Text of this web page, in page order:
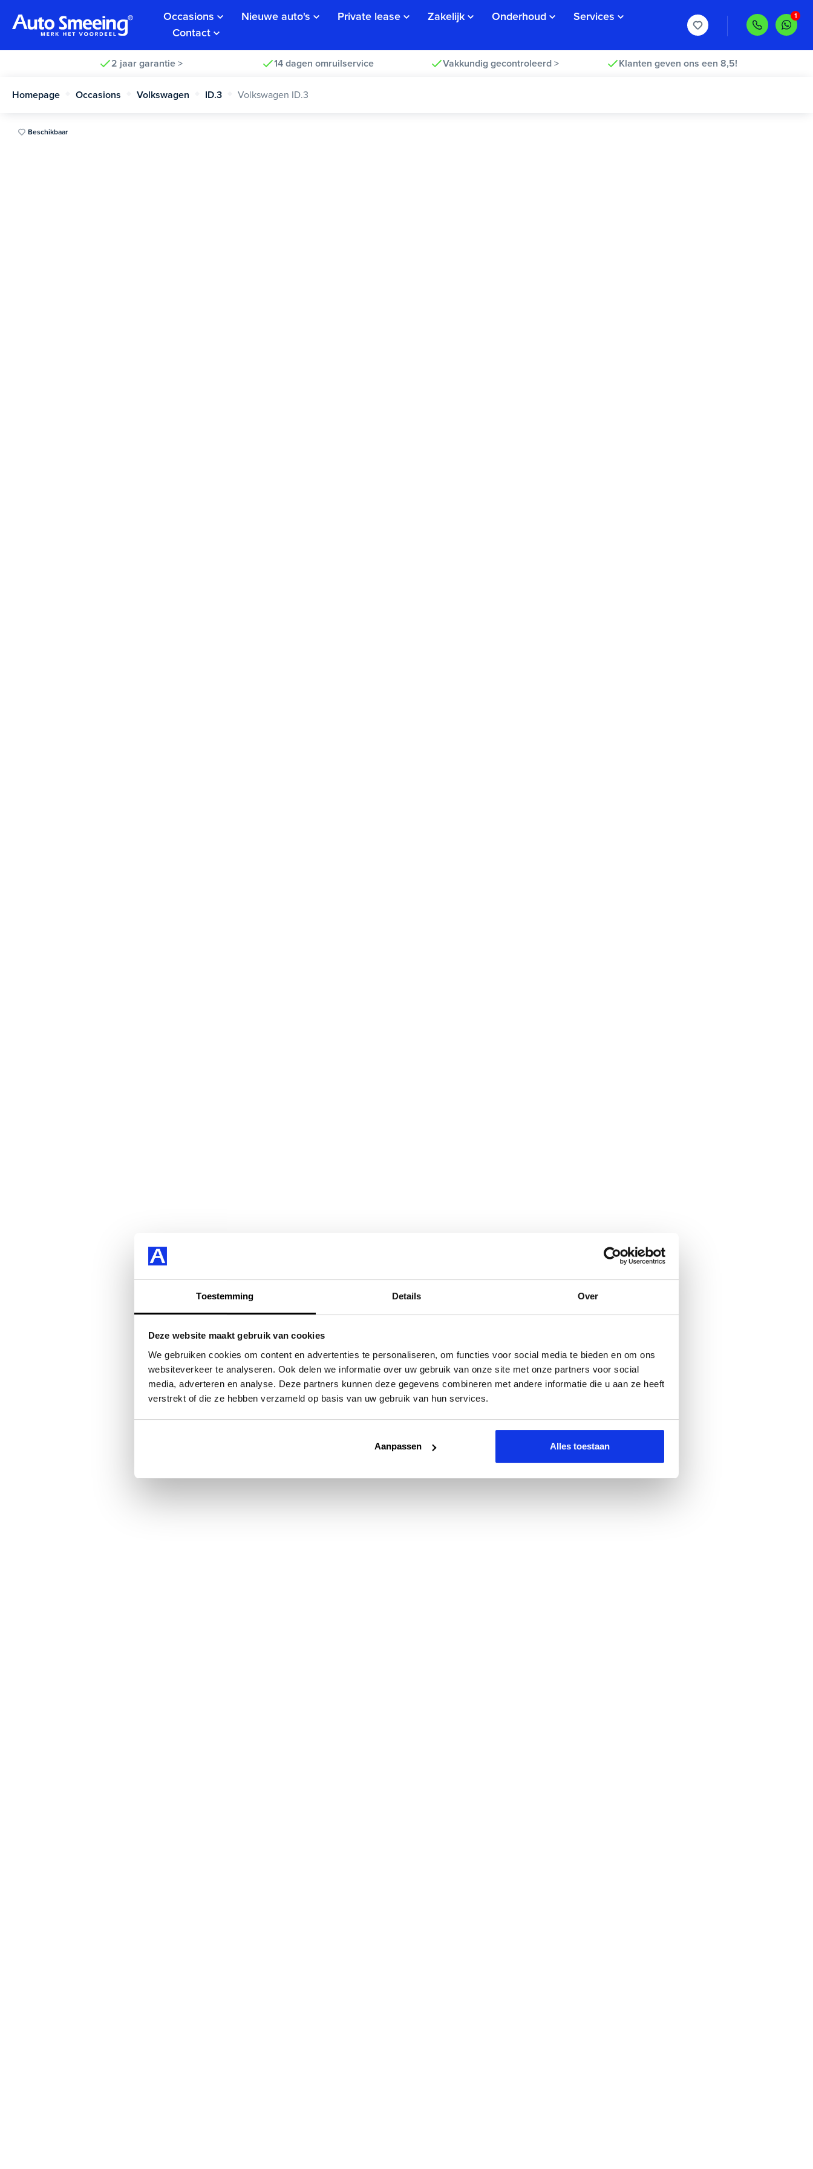
Toestemming Details Over
Deze website maakt gebruik van cookies
We gebruiken cookies om content en advertenties te personaliseren, om functies voor social media te bieden en om ons
websiteverkeer te analyseren. Ook delen we informatie over uw gebruik van onze site met onze partners voor social
media, adverteren en analyse. Deze partners kunnen deze gegevens combineren met andere informatie die u aan ze heeft
verstrekt of die ze hebben verzameld op basis van uw gebruik van hun services.
Aanpassen Alles toestaan
Occasions Nieuwe auto's Private lease Zakelijk Onderhoud
Services
Contact
2 jaar garantie > 14 dagen omruilservice Vakkundig gecontroleerd > Klanten geven ons een 8,5!
Homepage Occasions Volkswagen ID.3 Volkswagen ID.3
Beschikbaar